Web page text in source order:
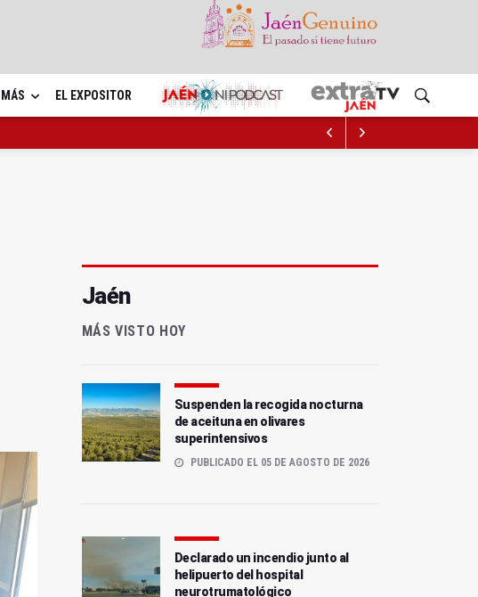
MÁS EL EXPOSITOR
Jaén
MÁS VISTO HOY
Suspenden la recogida nocturna
de aceituna en olivares
superintensivos
PUBLICADO EL 05 DE AGOSTO DE 2026
Declarado un incendio junto al
helipuerto del hospital
neurotrumatológico